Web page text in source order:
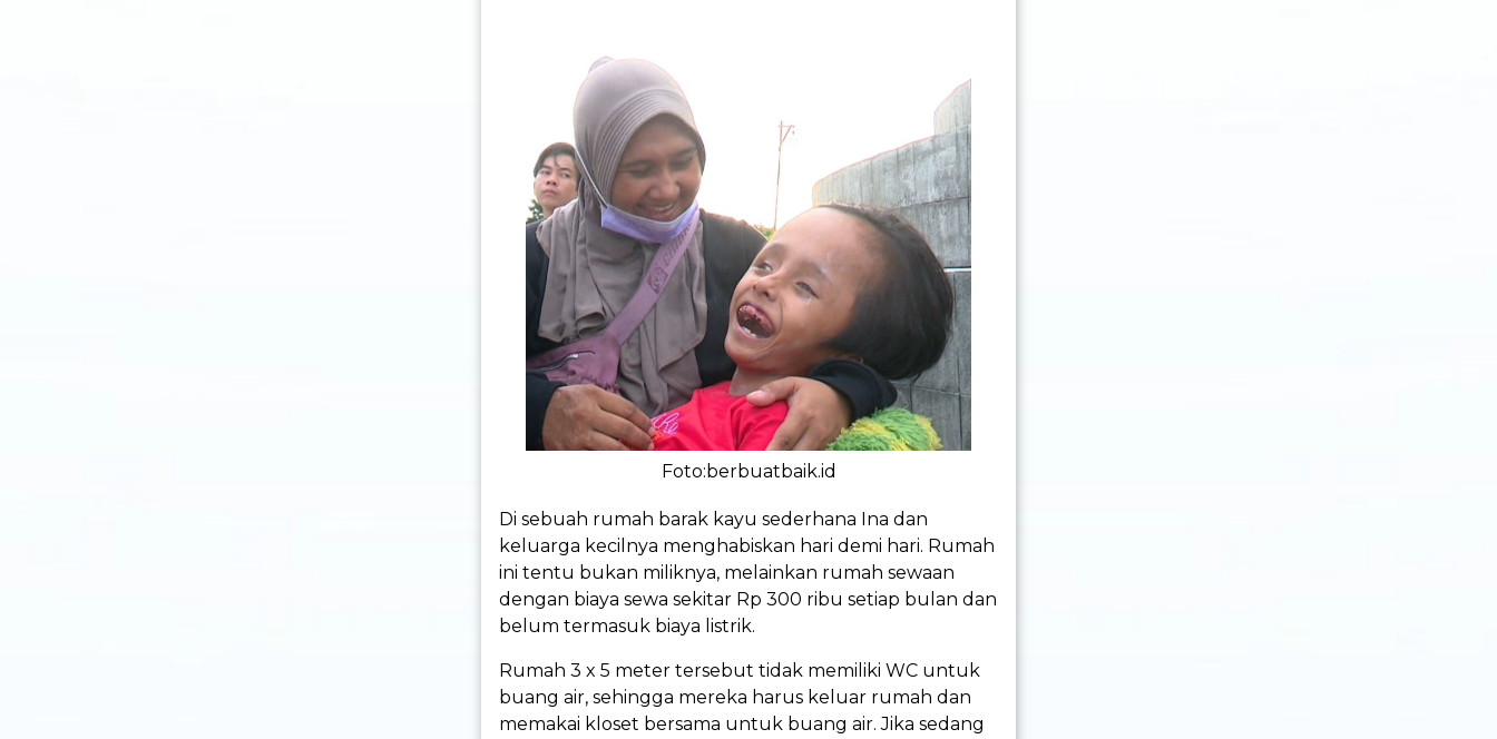
Foto:berbuatbaik.id
Di sebuah rumah barak kayu sederhana Ina dan
keluarga kecilnya menghabiskan hari demi hari. Rumah
ini tentu bukan miliknya, melainkan rumah sewaan
dengan biaya sewa sekitar Rp 300 ribu setiap bulan dan
belum termasuk biaya listrik.
Rumah 3 x 5 meter tersebut tidak memiliki WC untuk
buang air, sehingga mereka harus keluar rumah dan
memakai kloset bersama untuk buang air. Jika sedang